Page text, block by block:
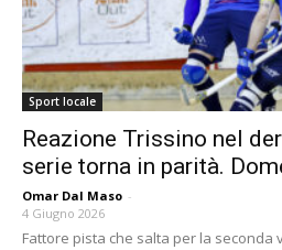
Sport locale
Reazione Trissino nel
serie torna in parità.
Omar Dal Maso -
4 Giugno 2026
Fattore pista che salta per la seconda